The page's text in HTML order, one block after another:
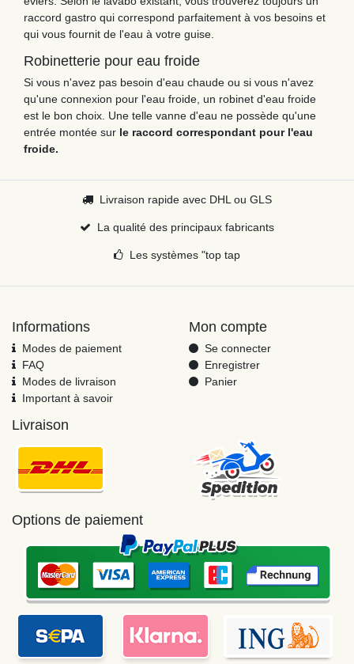
raccord gastro qui correspond parfaitement à vos besoins et
qui vous fournit de l'eau à votre guise.
Robinetterie pour eau froide
Si vous n'avez pas besoin d'eau chaude ou si vous n'avez
qu'une connexion pour l'eau froide, un robinet d'eau froide
est le bon choix. Une telle vanne d'eau ne possède qu'une
entrée montée sur le raccord correspondant pour l'eau
froide.
Livraison rapide avec DHL ou GLS
La qualité des principaux fabricants
Les systèmes "top tap
Informations
Modes de paiement
FAQ
Modes de livraison
Important à savoir
Mon compte
Se connecter
Enregistrer
Panier
Livraison
Options de paiement